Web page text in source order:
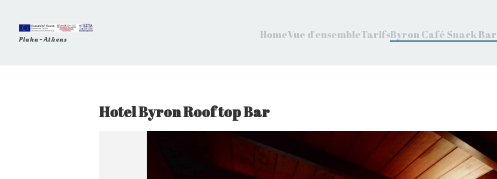
Plaka - Athens HomeVue d'ensembleTarifsByron Café Snack Bar
Hotel Byron Roof top Bar